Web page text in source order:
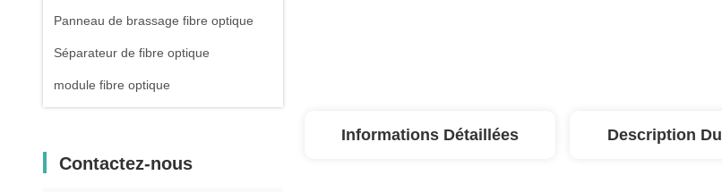
Panneau de brassage fibre optique
Séparateur de fibre optique
module fibre optique
Contactez-nous
Informations Détaillées Description